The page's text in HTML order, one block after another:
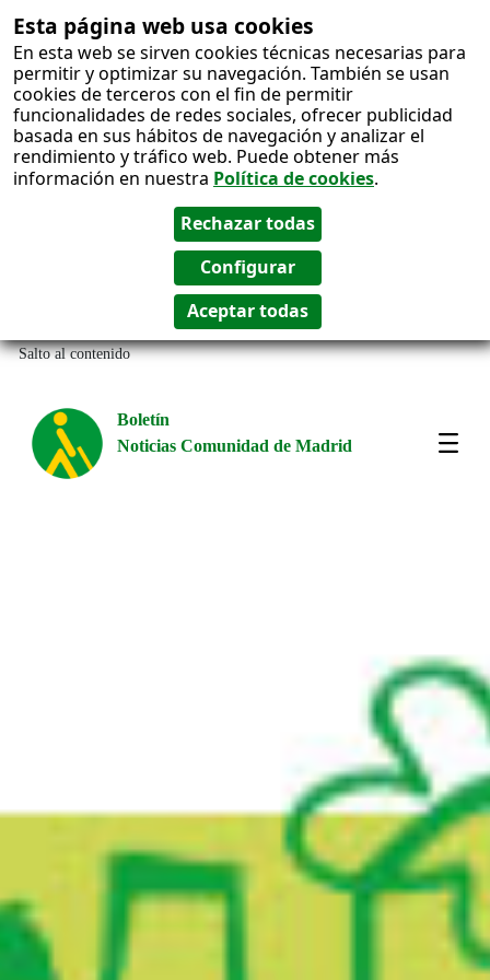
Esta página web usa cookies
En esta web se sirven cookies técnicas necesarias para
permitir y optimizar su navegación. También se usan
cookies de terceros con el fin de permitir
funcionalidades de redes sociales, ofrecer publicidad
basada en sus hábitos de navegación y analizar el
rendimiento y tráfico web. Puede obtener más
información en nuestra Política de cookies.
Salto al contenido
Boletín
Noticias Comunidad de Madrid